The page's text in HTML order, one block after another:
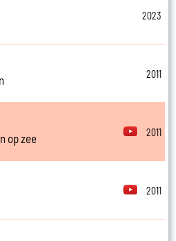
2023
2011
op zee
2011
2011